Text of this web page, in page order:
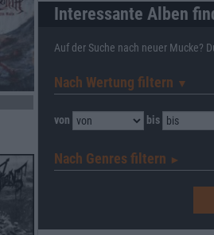
Interessante Alben
Auf der Suche nach neuer Mucke?
Nach Wertung filtern ▼︎
von bis
Nach Genres filtern ►︎